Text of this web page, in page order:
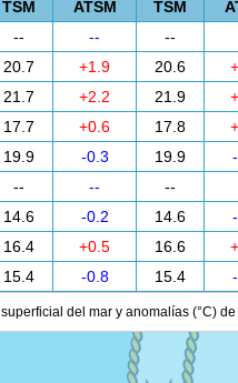
TSM ATSM TSM
-- --
--
20.7 +1.9 20.6
21.7 +2.2 21.9
17.7 +0.6 17.8
19.9 -0.3 19.9
-- --
--
14.6 -0.2 14.6
16.4 +0.5 16.6
15.4 -0.8 15.4
del mar y anomalías (°C)